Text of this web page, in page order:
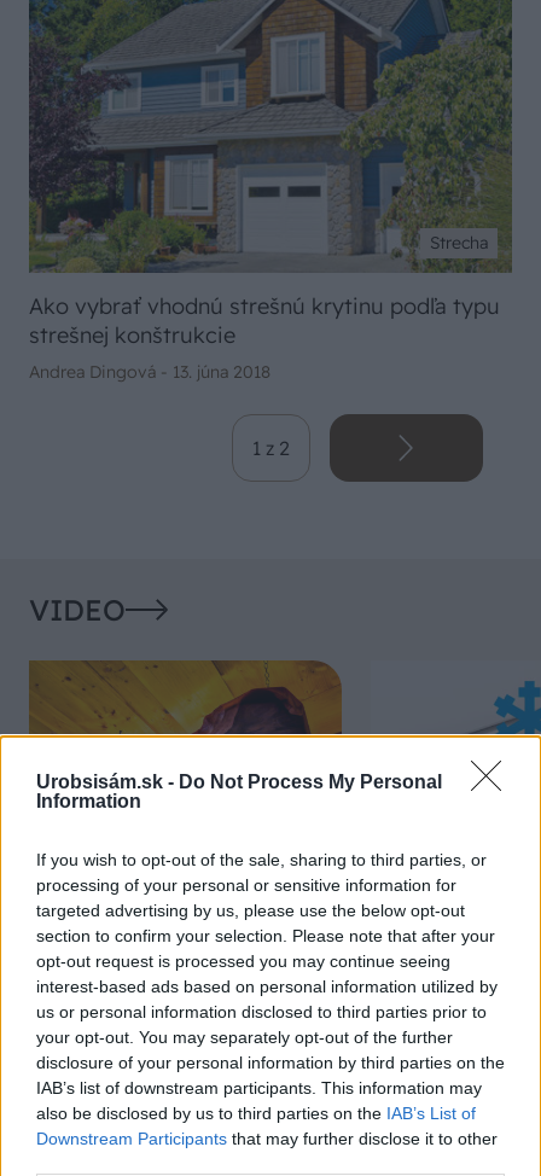
Urobsisám.sk - Do Not Process My Personal
Information
If you wish to opt-out of the sale, sharing to third parties, or
processing of your personal or sensitive information for
targeted advertising by us, please use the below opt-out
section to confirm your selection. Please note that after your
opt-out request is processed you may continue seeing
interest-based ads based on personal information utilized by
us or personal information disclosed to third parties prior to
your opt-out. You may separately opt-out of the further
disclosure of your personal information by third parties on the
IAB’s list of downstream participants. This information may
also be disclosed by us to third parties on the IAB’s List of
Downstream Participants that may further disclose it to other
Strecha
Ako vybrať vhodnú strešnú krytinu podľa typu
strešnej konštrukcie
Andrea Dingová - 13. júna 2018
1 z 2
VIDEO
Chcete dominantu interiéru,
ktorá pritiahne pohľady?
Vyrobte si takéto masívne
orechové svietidlo
Prečo klasická
potrubia v
ako to vyriešiť
NAJČÍTANEJŠIE